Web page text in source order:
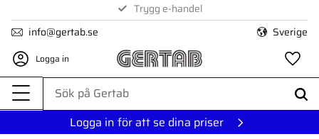
Meny
Trygg e-handel
info@gertab.se
Sverige
Logga in
Logga in för att se dina priser